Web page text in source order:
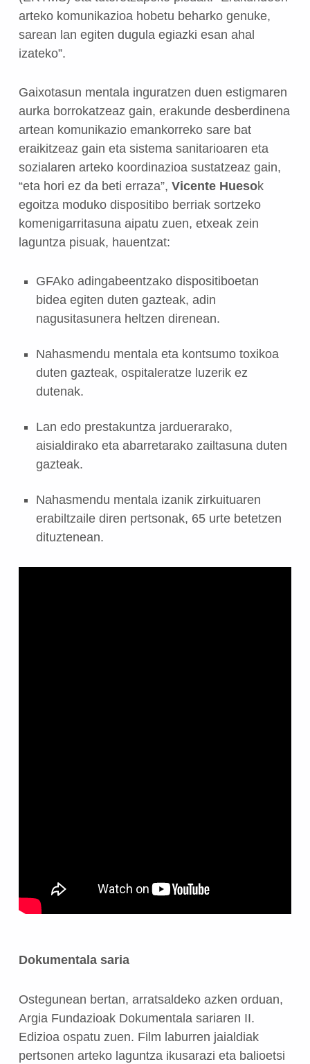
arteko komunikazioa hobetu beharko genuke,
sarean lan egiten dugula egiazki esan ahal
izateko”.
Gaixotasun mentala inguratzen duen estigmaren
aurka borrokatzeaz gain, erakunde desberdinena
artean komunikazio emankorreko sare bat
eraikitzeaz gain eta sistema sanitarioaren eta
sozialaren arteko koordinazioa sustatzeaz gain,
“eta hori ez da beti erraza”, Vicente Huesok
egoitza moduko dispositibo berriak sortzeko
komenigarritasuna aipatu zuen, etxeak zein
laguntza pisuak, hauentzat:
GFAko adingabeentzako dispositiboetan
bidea egiten duten gazteak, adin
nagusitasunera heltzen direnean.
Nahasmendu mentala eta kontsumo toxikoa
duten gazteak, ospitaleratze luzerik ez
dutenak.
Lan edo prestakuntza jarduerarako,
aisialdirako eta abarretarako zailtasuna duten
gazteak.
Nahasmendu mentala izanik zirkuituaren
erabiltzaile diren pertsonak, 65 urte betetzen
dituztenean.
Dokumentala saria
Ostegunean bertan, arratsaldeko azken orduan,
Argia Fundazioak Dokumentala sariaren II.
Edizioa ospatu zuen. Film laburren jaialdiak
pertsonen arteko laguntza ikusarazi eta balioetsi